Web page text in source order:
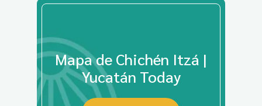
Mapa de Chichén Itzá |
Yucatán Today